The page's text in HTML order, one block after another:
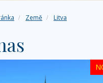
Země Litva